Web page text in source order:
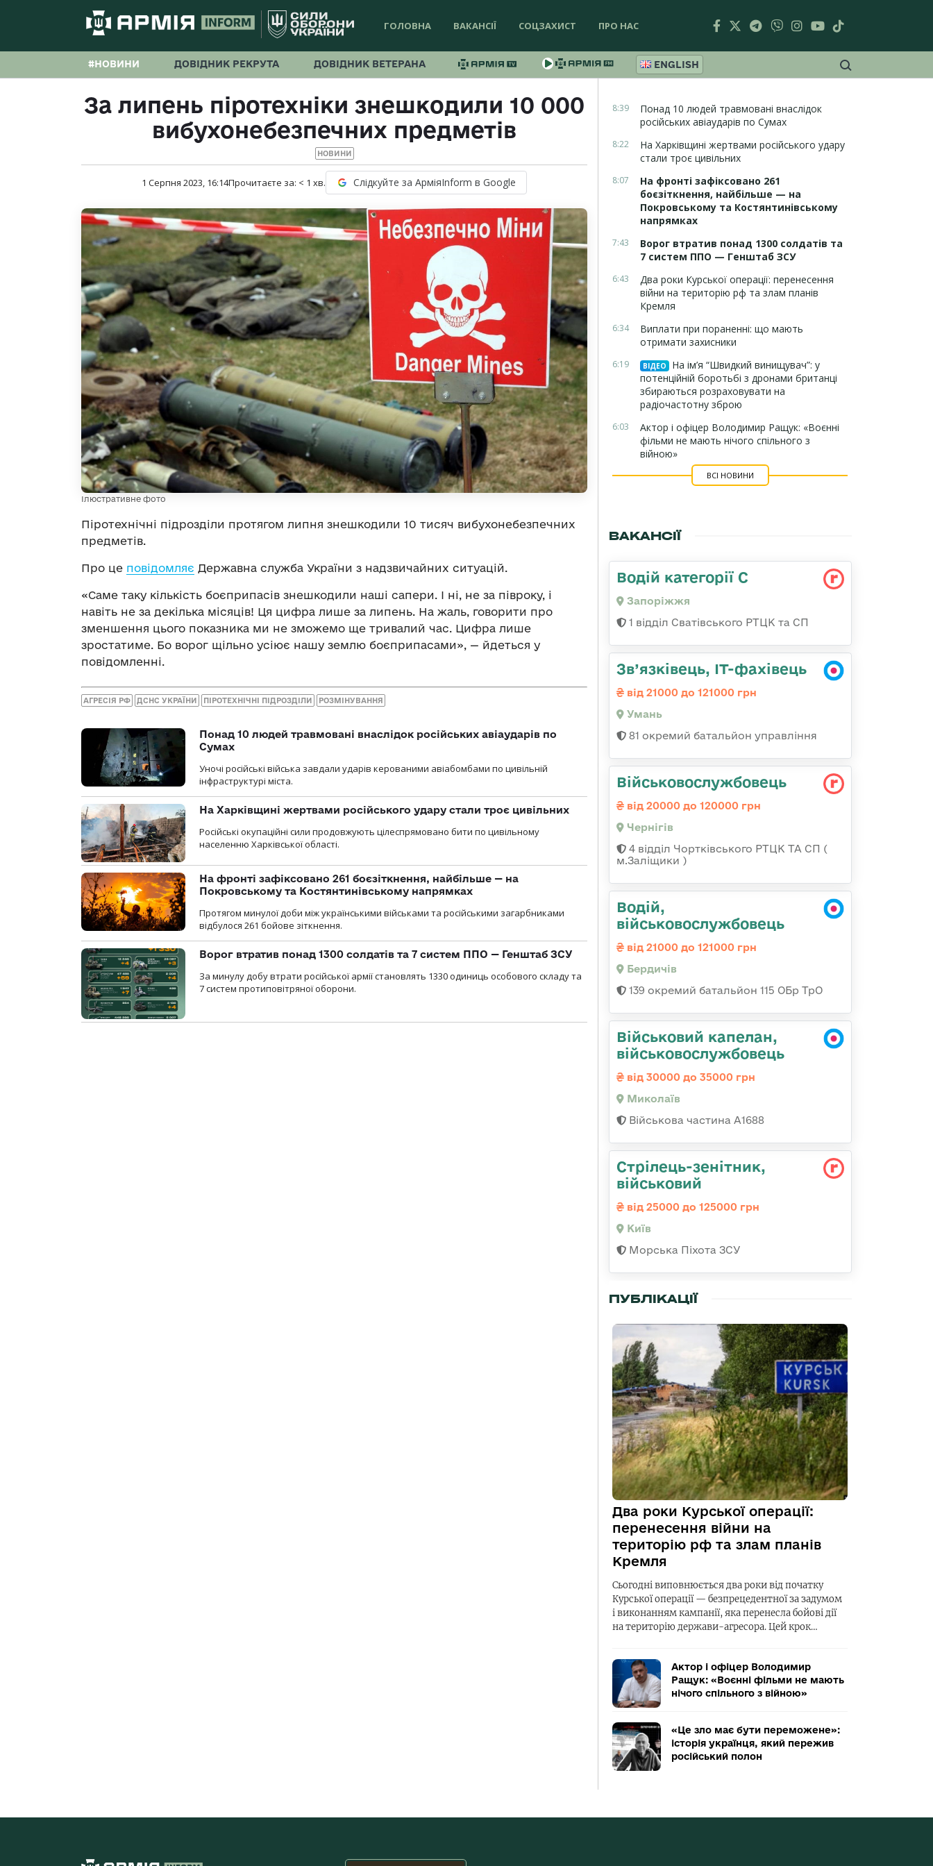
ГОЛОВНА ВАКАНСІЇ СОЦЗАХИСТ ПРО НАС
#НОВИНИ ДОВІДНИК РЕКРУТА ДОВІДНИК ВЕТЕРАНА ENGLISH
За липень піротехніки знешкодили 10 000
вибухонебезпечних предметів
НОВИНИ
1 Серпня 2023, 16:14Прочитаєте за: < 1 хв. Слідкуйте за АрміяInform в Google
Ілюстративне фото
Піротехнічні підрозділи протягом липня знешкодили 10 тисяч вибухонебезпечних
предметів.
Про це повідомляє Державна служба України з надзвичайних ситуацій.
«Саме таку кількість боєприпасів знешкодили наші сапери. І ні, не за півроку, і
навіть не за декілька місяців! Ця цифра лише за липень. На жаль, говорити про
зменшення цього показника ми не зможемо ще тривалий час. Цифра лише
зростатиме. Бо ворог щільно усіює нашу землю боєприпасами», — йдеться у
повідомленні.
АГРЕСІЯ РФ ДСНС УКРАЇНИ ПІРОТЕХНІЧНІ ПІДРОЗДІЛИ РОЗМІНУВАННЯ
Понад 10 людей травмовані внаслідок російських авіаударів по
Сумах
Уночі російські війська завдали ударів керованими авіабомбами по цивільній
інфраструктурі міста.
На Харківщині жертвами російського удару стали троє цивільних
Російські окупаційні сили продовжують цілеспрямовано бити по цивільному
населенню Харківської області.
На фронті зафіксовано 261 боєзіткнення, найбільше — на
Покровському та Костянтинівському напрямках
Протягом минулої доби між українськими військами та російськими загарбниками
відбулося 261 бойове зіткнення.
Ворог втратив понад 1300 солдатів та 7 систем ППО — Генштаб ЗСУ
За минулу добу втрати російської армії становлять 1330 одиниць особового складу та
7 систем протиповітряної оборони.
8:39
Понад 10 людей травмовані внаслідок
російських авіаударів по Сумах
8:22
На Харківщині жертвами російського удару
стали троє цивільних
8:07
На фронті зафіксовано 261
боєзіткнення, найбільше — на
Покровському та Костянтинівському
напрямках
7:43
Ворог втратив понад 1300 солдатів та
7 систем ППО — Генштаб ЗСУ
6:43
Два роки Курської операції: перенесення
війни на територію рф та злам планів
Кремля
6:34
Виплати при пораненні: що мають
отримати захисники
6:19 ВІДЕО
На ім’я “Швидкий винищувач”: у
потенційній боротьбі з дронами британці
збираються розраховувати на
радіочастотну зброю
6:03
Актор і офіцер Володимир Ращук: «Воєнні
фільми не мають нічого спільного з
війною»
ВСІ НОВИНИ
ВАКАНСІЇ
Водій категорії С
Запоріжжя
1 відділ Сватівського РТЦК та СП
Зв’язківець, ІТ-фахівець
від 21000 до 121000 грн
Умань
81 окремий батальйон управління
Військовослужбовець
від 20000 до 120000 грн
Чернігів
4 відділ Чортківського РТЦК ТА СП (
м.Заліщики )
Водій,
військовослужбовець
від 21000 до 121000 грн
Бердичів
139 окремий батальйон 115 ОБр ТрО
Військовий капелан,
військовослужбовець
від 30000 до 35000 грн
Миколаїв
Військова частина А1688
Стpілець-зенітник,
військовий
від 25000 до 125000 грн
Київ
Морська Піхота ЗСУ
ПУБЛІКАЦІЇ
Два роки Курської операції:
перенесення війни на
територію рф та злам планів
Кремля
Сьогодні виповнюється два роки від початку
Курської операції — безпрецедентної за задумом
і виконанням кампанії, яка перенесла бойові дії
на територію держави-агресора. Цей крок…
Актор і офіцер Володимир
Ращук: «Воєнні фільми не мають
нічого спільного з війною»
«Це зло має бути переможене»:
історія українця, який пережив
російський полон